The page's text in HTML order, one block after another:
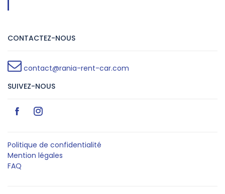
CONTACTEZ-NOUS
contact@rania-rent-car.com
SUIVEZ-NOUS
Politique de confidentialité
Mention légales
FAQ